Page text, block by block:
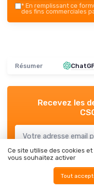
* En remplissant ce
des fins commerciales
Résumer
Recevez les
*En remplissant ce
des fins commerciales
CSO at WORK !
Ce site utilise des cookies
vous souhaitez activer
Tout